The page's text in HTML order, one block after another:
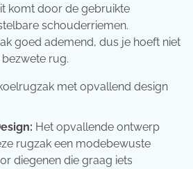
komt door de gebruikte
schouderriemen.
goed ademend, dus je hoeft niet
rug.
met opvallend design
Het opvallende ontwerp
rugzak een modebewuste
diegenen die graag iets